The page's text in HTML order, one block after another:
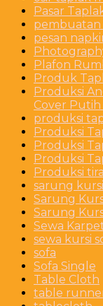
Pasar
pembuatan
pesan
Plafon
Produk
Produksi
Cover Putih
produksi
Produksi
Produksi
Produksi
Produksi
sarung kursi
Sarung
Sarung
Sewa
sewa kursi
sofa
Sofa Single
Table Cloth
table